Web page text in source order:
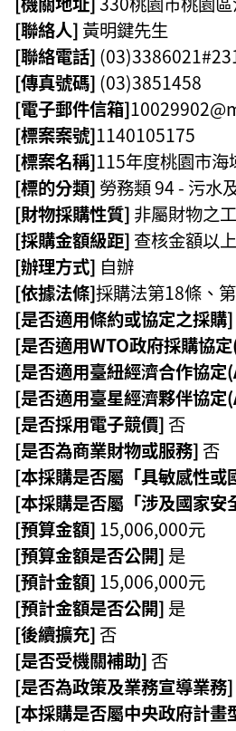
[聯絡人] 黃明鍵先生
[聯絡電話]
[傳真號碼] (03)3851458
[電子郵件信箱]
[標案案號]1140105175
[標案名稱]115年度桃園市
[標的分類] 勞務類 94 - 污水
[財物採購性質] 非屬財物之
[採購金額級距] 查核金額以
[辦理方式] 自辦
[依據法條]採購法第18條、
[是否適用條約或協定之採購]
[是否適用WTO政府採購協
[是否適用臺紐經濟合作協定
[是否適用臺星經濟夥伴協定
[是否採用電子競價] 否
[是否為商業財物或服務] 否
[本採購是否屬「具敏感性
[本採購是否屬「涉及國家安
[預算金額] 15,006,000元
[預算金額是否公開] 是
[預計金額] 15,006,000元
[預計金額是否公開] 是
[後續擴充] 否
[是否受機關補助] 否
[是否為政策及業務宣導業務]
[本採購是否屬中央政府計畫